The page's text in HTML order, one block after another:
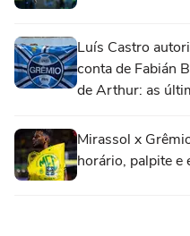
Luís Castro
conta de Fabián
de Arthur: as
Mirassol x
horário, palpite e